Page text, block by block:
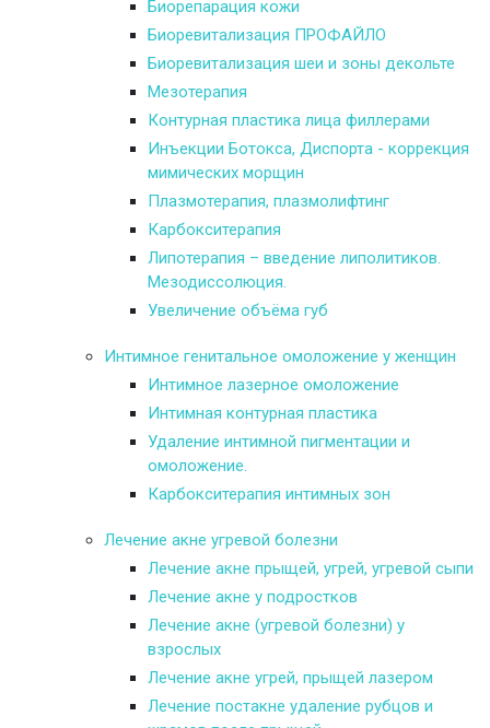
Биорепарация кожи
Биоревитализация ПРОФАЙЛО
Биоревитализация шеи и зоны декольте
Мезотерапия
Контурная пластика лица филлерами
Инъекции Ботокса, Диспорта - коррекция
мимических морщин
Плазмотерапия, плазмолифтинг
Карбокситерапия
Липотерапия – введение липолитиков.
Мезодиссолюция.
Увеличение объёма губ
Интимное генитальное омоложение у женщин
Интимное лазерное омоложение
Интимная контурная пластика
Удаление интимной пигментации и
омоложение.
Карбокситерапия интимных зон
Лечение акне угревой болезни
Лечение акне прыщей, угрей, угревой сыпи
Лечение акне у подростков
Лечение акне (угревой болезни) у
взрослых
Лечение акне угрей, прыщей лазером
Лечение постакне удаление рубцов и